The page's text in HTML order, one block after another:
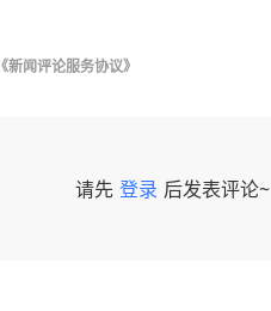
《新闻评论服务协议》
请先 登录 后发表评论~